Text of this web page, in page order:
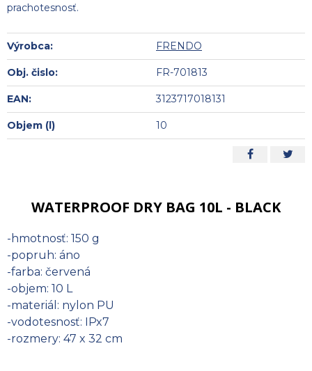
prachotesnosť.
Výrobca: FRENDO
Obj. čislo: FR-701813
EAN: 3123717018131
Objem (l) 10
WATERPROOF DRY BAG 10L - BLACK
-hmotnosť: 150 g
-popruh: áno
-farba: červená
-objem: 10 L
-materiál: nylon PU
-vodotesnosť: IPx7
-rozmery: 47 x 32 cm